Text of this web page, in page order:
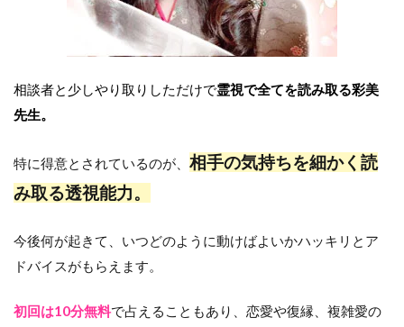
相談者と少しやり取りしただけで霊視で全てを読み取る彩美
先生。
特に得意とされているのが、 相手の気持ちを細かく読
み取る透視能力。
今後何が起きて、いつどのように動けばよいかハッキリとア
ドバイスがもらえます。
初回は10分無料で占えることもあり、恋愛や復縁、複雑愛の